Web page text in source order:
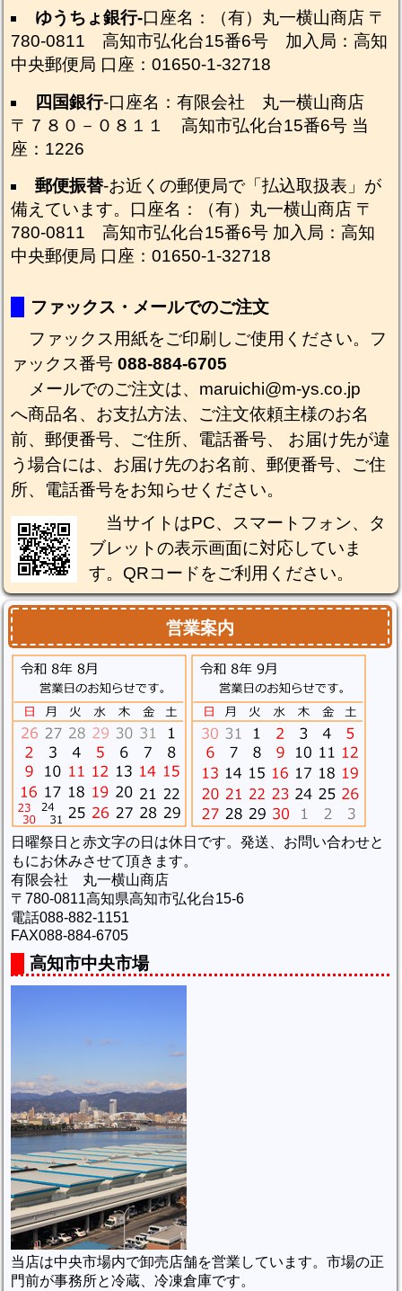
ゆうちょ銀行-口座名：（有）丸一横山商店 〒
780-0811 高知市弘化台15番6号 加入局：高知
中央郵便局 口座：01650-1-32718
四国銀行-口座名：有限会社 丸一横山商店
〒７８０－０８１１ 高知市弘化台15番6号 当
座：1226
郵便振替-お近くの郵便局で「払込取扱表」が
備えています。口座名：（有）丸一横山商店 〒
780-0811 高知市弘化台15番6号 加入局：高知
中央郵便局 口座：01650-1-32718
ファックス・メールでのご注文
ファックス用紙をご印刷しご使用ください。フ
ァックス番号 088-884-6705
メールでのご注文は、maruichi@m-ys.co.jp
へ商品名、お支払方法、ご注文依頼主様のお名
前、郵便番号、ご住所、電話番号、 お届け先が違
う場合には、お届け先のお名前、郵便番号、ご住
所、電話番号をお知らせください。
当サイトはPC、スマートフォン、タ
ブレットの表示画面に対応していま
す。QRコードをご利用ください。
営業案内
日曜祭日と赤文字の日は休日です。発送、お問い合わせと
もにお休みさせて頂きます。
有限会社 丸一横山商店
〒780-0811高知県高知市弘化台15-6
電話088-882-1151
FAX088-884-6705
高知市中央市場
当店は中央市場内で卸売店舗を営業しています。市場の正
門前が事務所と冷蔵、冷凍倉庫です。